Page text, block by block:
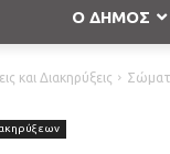
Ο ΔΗΜΟΣ
και Διακηρύξεις